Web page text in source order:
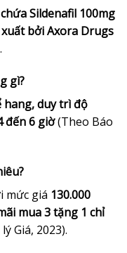
Sildenafil 100mg
bởi Axora Drugs
gì?
hang, duy trì độ
đến 6 giờ(Theo Báo
mức giá 130.000
mua 3 tặng 1 chỉ
Giá, 2023).